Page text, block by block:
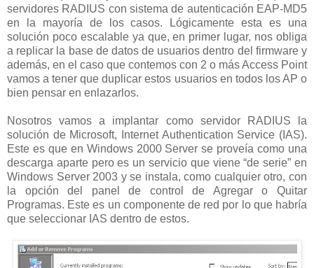
servidores RADIUS con sistema de autenticación EAP-MD5
en la mayoría de los casos. Lógicamente esta es una
solución poco escalable ya que, en primer lugar, nos obliga
a replicar la base de datos de usuarios dentro del firmware y
además, en el caso que contemos con 2 o más Access Point
vamos a tener que duplicar estos usuarios en todos los AP o
bien pensar en enlazarlos.
Nosotros vamos a implantar como servidor RADIUS la
solución de Microsoft, Internet Authentication Service (IAS).
Este es que en Windows 2000 Server se proveía como una
descarga aparte pero es un servicio que viene “de serie” en
Windows Server 2003 y se instala, como cualquier otro, con
la opción del panel de control de Agregar o Quitar
Programas. Este es un componente de red por lo que habría
que seleccionar IAS dentro de estos.